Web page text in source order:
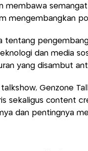
membawa
mengembangkan
tentang
dan media
yang disambut
Genzone
sekaligus content
dan pentingnya